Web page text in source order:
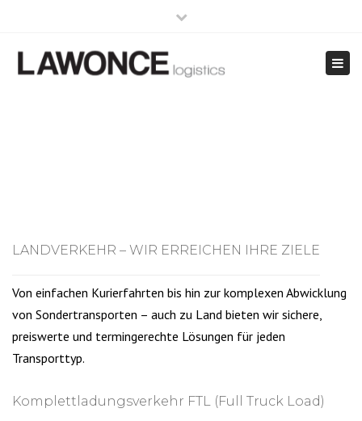
Mo - Fr: 8:00 - 17:00
info@lawonce.de
bar
LANDVERKEHR – WIR ERREICHEN IHRE ZIELE
Von einfachen Kurierfahrten bis hin zur komplexen Abwicklung
von Sondertransporten – auch zu Land bieten wir sichere,
preiswerte und termingerechte Lösungen für jeden
Transporttyp.
Komplettladungsverkehr FTL (Full Truck Load)